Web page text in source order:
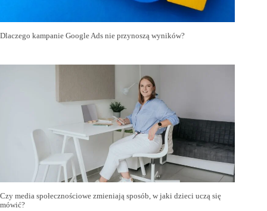
Dlaczego kampanie Google Ads nie przynoszą wyników?
Czy media społecznościowe zmieniają sposób, w jaki dzieci uczą się
mówić?